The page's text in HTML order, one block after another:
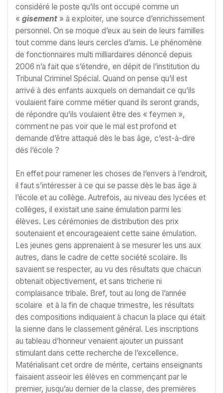
considéré le poste qu’ils ont occupé comme un
« gisement » à exploiter, une source d’enrichissement
personnel. On se moque d’eux au sein de leurs familles
tout comme dans leurs cercles d’amis. Le phénomène
de fonctionnaires multi milliardaires dénoncé depuis
2006 n’a fait que s’étendre, en dépit de l’institution du
Tribunal Criminel Spécial. Quand on pense qu’il est
arrivé à des enfants auxquels on demandait ce qu’ils
voulaient faire comme métier quand ils seront grands,
de répondre qu’ils voulaient être des « feymen »,
comment ne pas voir que le mal est profond et
demande d’être attaqué dès le bas âge, c’est-à-dire
dès l’école ?
En effet pour ramener les choses de l’envers à l’endroit,
il faut s’intéresser à ce qui se passe dès le bas âge à
l’école et au collège. Autrefois, au niveau des lycées et
collèges, il existait une saine émulation parmi les
élèves. Les cérémonies de distribution des prix
soutenaient et encourageaient cette saine émulation.
Les jeunes gens apprenaient à se mesurer les uns aux
autres, dans le cadre de cette société scolaire. Ils
savaient se respecter, au vu des résultats que chacun
obtenait objectivement, et sans tricherie ni
complaisance tribale. Bref, tout au long de l’année
scolaire et à la fin de chaque trimestre, les résultats
des compositions indiquaient à chacun la place qui était
la sienne dans le classement général. Les inscriptions
au tableau d’honneur venaient ajouter un puissant
stimulant dans cette recherche de l’excellence.
Matérialisant cet ordre de mérite, certains enseignants
faisaient asseoir les élèves en commençant par le
premier, jusqu’au dernier de la classe, des premières